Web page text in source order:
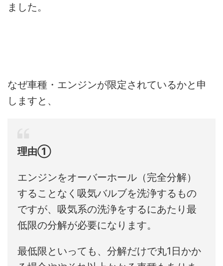
ました。
なぜ車種・エンジンが限定されているかと申
しますと、
理由①
エンジンをオーバーホール（完全分解）
することなく吸気バルブを洗浄するもの
ですが、吸気系の洗浄をするにあたり最
低限の分解が必要になります。
最低限といっても、分解だけで丸1日かか